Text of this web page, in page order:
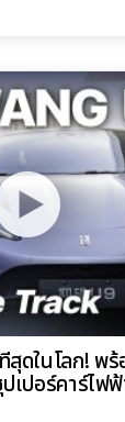
สุดในโลก! พ
เปอร์คาร์ไฟ